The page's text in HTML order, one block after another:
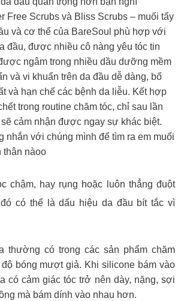
Free Scrubs và Bliss Scrubs – muối tẩy
và cơ thể của BareSoul phù hợp với
đầu, được nhiều cô nàng yêu tóc tin
ngâm trong nhiều dầu dưỡng mềm
và vi khuẩn trên da đầu dễ dàng, bổ
và hạn chế các bệnh da liễu. Kết hợp
trong routine chăm tóc, chỉ sau lần
cảm nhận được ngay sự khác biệt.
nhắn với chúng mình để tìm ra em muối
thân nàoo
chậm, hay rụng hoặc luôn thẳng đuột
có thể là dấu hiệu da đầu bít tắc vì
thường có trong các sản phẩm chăm
bóng mượt giả. Khi silicone bám vào
có cảm giác tóc trở nên dày, nặng, sợi
mà bám dính vào nhau hơn.